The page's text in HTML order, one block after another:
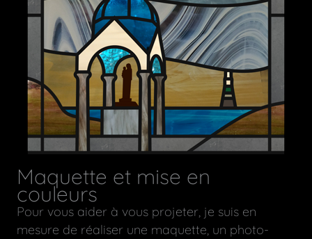
Maquette et mise en
couleurs
Pour vous aider à vous projeter, je suis en
mesure de réaliser une maquette, un photo-